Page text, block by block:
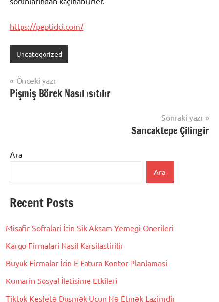
https://peptidci.com/
Uncategorized
Yazı
gezinmesi
Önceki yazı
Pişmiş Börek Nasıl ısıtılır
Sonraki yazı
Sancaktepe Çilingir
Ara
Ara
Recent Posts
Misafir Sofralari İcin Sik Aksam Yemegi Onerileri
Kargo Firmalari Nasil Karsilastirilir
Buyuk Firmalar İcin E Fatura Kontor Planlamasi
Kumarin Sosyal İletisime Etkileri
Tiktok Kesfetə Dusmək Ucun Nə Etmək Lazimdir